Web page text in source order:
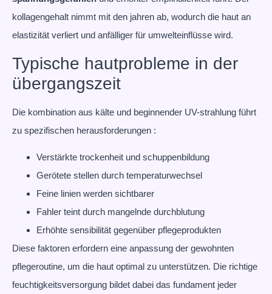
kollagengehalt nimmt mit den jahren ab, wodurch die haut an
elastizität verliert und anfälliger für umwelteinflüsse wird.
Typische hautprobleme in der
übergangszeit
Die kombination aus kälte und beginnender UV-strahlung führt
zu spezifischen herausforderungen :
Verstärkte trockenheit und schuppenbildung
Gerötete stellen durch temperaturwechsel
Feine linien werden sichtbarer
Fahler teint durch mangelnde durchblutung
Erhöhte sensibilität gegenüber pflegeprodukten
Diese faktoren erfordern eine anpassung der gewohnten
pflegeroutine, um die haut optimal zu unterstützen. Die richtige
feuchtigkeitsversorgung bildet dabei das fundament jeder